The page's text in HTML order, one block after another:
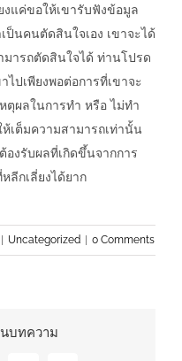
งแค่ขอให้เขารับฟังข้อมูล
ป็นคนตัดสินใจเอง เขาจะได้
มารถตัดสินใจได้ ท่านโปรด
ปเพียงพอต่อการที่เขาจะ
ตุผลในการทำ หรือ ไม่ทำ
เต็มความสามารถเท่านั้น
องรับผลที่เกิดขึ้นจากการ
ลีกเลี่ยงได้ยาก
| Uncategorized | 0 Comments
บทความ